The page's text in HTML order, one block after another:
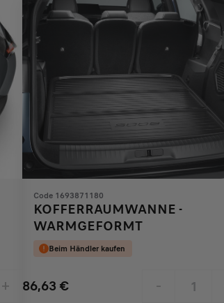
+
Code 1693871180
KOFFERRAUMWANNE -
WARMGEFORMT
Beim Händler kaufen
86,63 € -